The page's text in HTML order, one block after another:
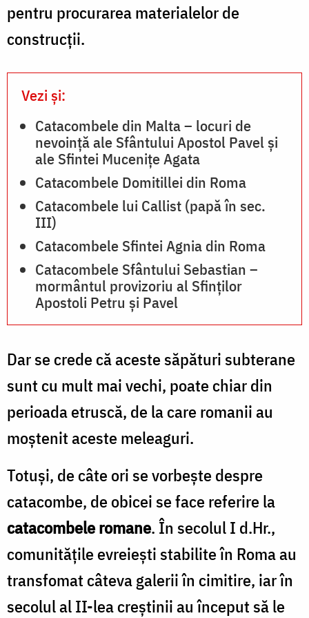
pentru procurarea materialelor de
construcţii.
Vezi și:
Catacombele din Malta – locuri de
nevoință ale Sfântului Apostol Pavel și
ale Sfintei Mucenițe Agata
Catacombele Domitillei din Roma
Catacombele lui Callist (papă în sec.
III)
Catacombele Sfintei Agnia din Roma
Catacombele Sfântului Sebastian –
mormântul provizoriu al Sfinților
Apostoli Petru şi Pavel
Dar se crede că aceste săpături subterane
sunt cu mult mai vechi, poate chiar din
perioada etruscă, de la care romanii au
moştenit aceste meleaguri.
Totuşi, de câte ori se vorbeşte despre
catacombe, de obicei se face referire la
catacombele romane. În secolul I d.Hr.,
comunităţile evreieşti stabilite în Roma au
transfomat câteva galerii în cimitire, iar în
secolul al II-lea creştinii au început să le